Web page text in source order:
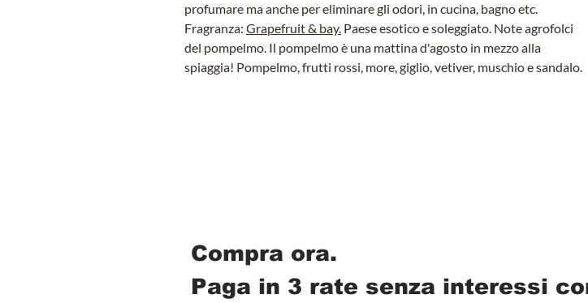
profumare ma anche per eliminare gli odori, in cucina, bagno etc.
Fragranza: Grapefruit & bay. Paese esotico e soleggiato. Note agrofolci
del pompelmo. Il pompelmo è una mattina d'agosto in mezzo alla
spiaggia! Pompelmo, frutti rossi, more, giglio, vetiver, muschio e sandalo.
Compra ora.
Paga in 3 rate senza interessi